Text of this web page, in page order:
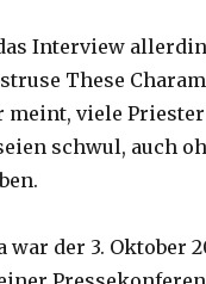
Interview
These
meint, viele
schwul, auch
war der 3. Oktober